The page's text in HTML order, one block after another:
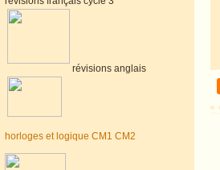
révisions anglais
horloges et logique CM1 CM2